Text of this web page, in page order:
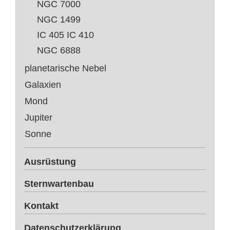
NGC 7000
NGC 1499
IC 405 IC 410
NGC 6888
planetarische Nebel
Galaxien
Mond
Jupiter
Sonne
Ausrüstung
Sternwartenbau
Kontakt
Datenschutzerklärung